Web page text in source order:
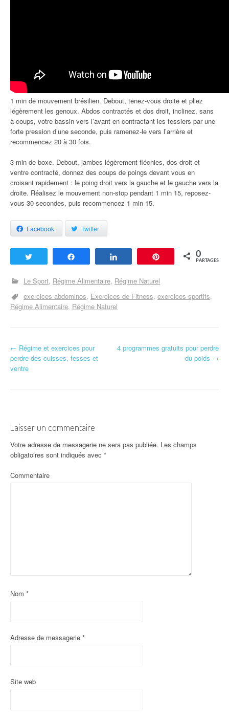
1 min de mouvement brésilien. Debout, tenez-vous droite et pliez
légèrement les genoux. Abdos contractés et dos droit, inclinez, sans
à-coups, votre bassin vers l’avant en contractant les fessiers par une
forte pression d’une seconde, puis ramenez-le vers l’arrière et
recommencez 20 à 30 fois.
3 min de boxe. Debout, jambes légèrement fléchies, dos droit et
ventre contracté, donnez des coups de poings devant vous en
croisant rapidement : le poing droit vers la gauche et le gauche vers la
droite. Réalisez le mouvement non-stop pendant 1 min 15, reposez-
vous 30 secondes, puis recommencez 1 min 15.
Facebook Twitter
Enregistrer
0
PARTAGES
Le Sport Régime Alimentaire Régime Naturel
exercices abdominos Exercices de Fitness exercices sportifs
Régime Alimentaire Régime Naturel
Navigation d'article
← Régime et exercices pour
perdre des cuisses, fesses et
ventre
4 programmes gratuits pour perdre
du poids →
Laisser un commentaire
Votre adresse de messagerie ne sera pas publiée. Les champs
obligatoires sont indiqués avec *
Commentaire
Nom *
Adresse de messagerie *
Site web